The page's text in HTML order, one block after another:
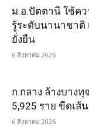
ม.อ.ปัตตานี ใช้ค
รู้ระดับนานาชาติ
ยั่งยืน
6 สิงหาคม 2026
ก.กลาง ล้างบาง
5,925 ราย ขีดเ
6 สิงหาคม 2026